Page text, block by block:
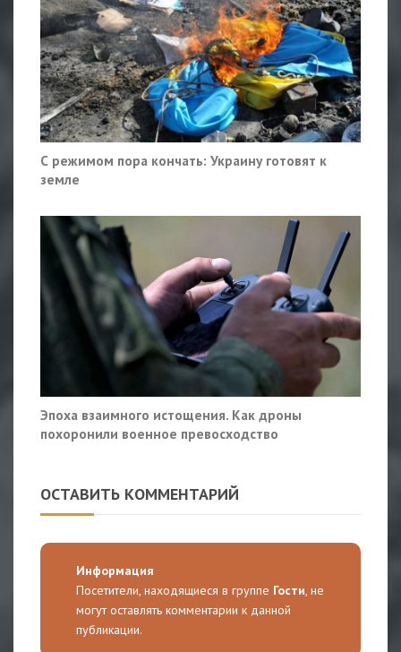
С режимом пора кончать: Украину готовят к
земле
Эпоха взаимного истощения. Как дроны
похоронили военное превосходство
ОСТАВИТЬ КОММЕНТАРИЙ
Информация
Посетители, находящиеся в группе Гости , не
могут оставлять комментарии к данной
публикации.